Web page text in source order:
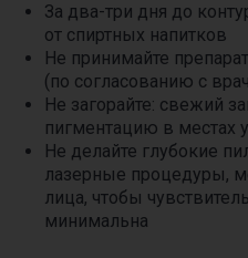
За два-три дня до
от спиртных напитков
Не принимайте
(по согласованию с
Не загорайте: свежий
пигментацию в местах
Не делайте глубокие
лазерные процедуры,
лица, чтобы
минимальна